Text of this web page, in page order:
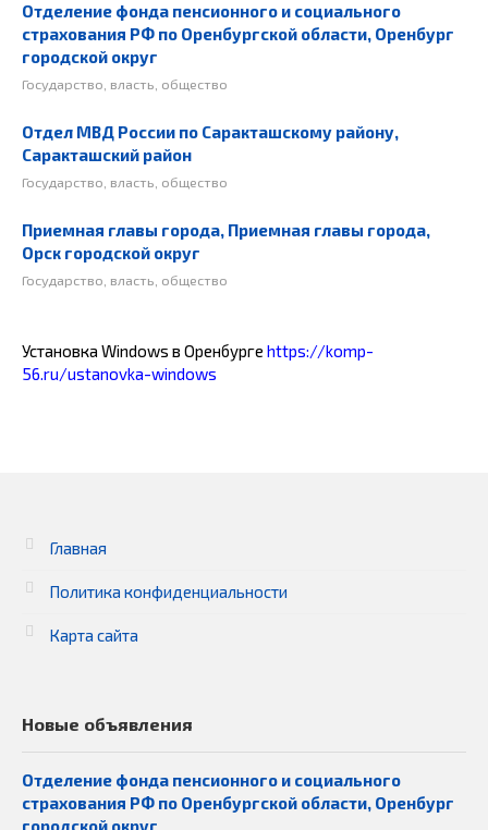
Отделение фонда пенсионного и социального
страхования РФ по Оренбургской области, Оренбург
городской округ
Государство, власть, общество
Отдел МВД России по Саракташскому району,
Саракташский район
Государство, власть, общество
Приемная главы города, Приемная главы города,
Орск городской округ
Государство, власть, общество
Установка Windows в Оренбурге https://komp-
56.ru/ustanovka-windows
Главная
Политика конфиденциальности
Карта сайта
Новые объявления
Отделение фонда пенсионного и социального
страхования РФ по Оренбургской области, Оренбург
городской округ